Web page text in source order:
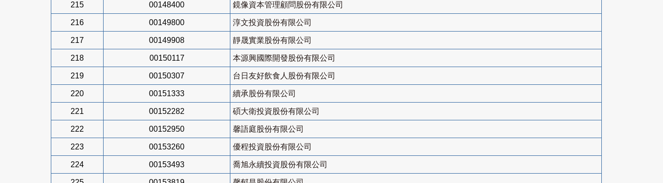
215 00148400 鏡像資本管理顧問股份有限公司
216 00149800 淳文投資股份有限公司
217 00149908 靜晟實業股份有限公司
218 00150117 本源興國際開發股份有限公司
219 00150307 台日友好飲食人股份有限公司
220 00151333 續承股份有限公司
221 00152282 碩大衛投資股份有限公司
222 00152950 馨語庭股份有限公司
223 00153260 優程投資股份有限公司
224 00153493 喬旭永續投資股份有限公司